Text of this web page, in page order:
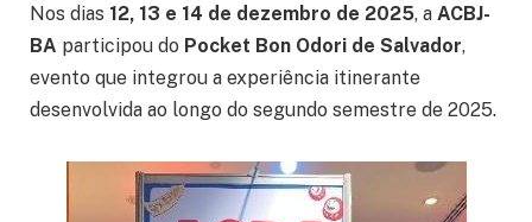
Nos dias 12, 13 e 14 de dezembro de 2025, a ACBJ-
BA participou do Pocket Bon Odori de Salvador,
evento que integrou a experiência itinerante
desenvolvida ao longo do segundo semestre de 2025.